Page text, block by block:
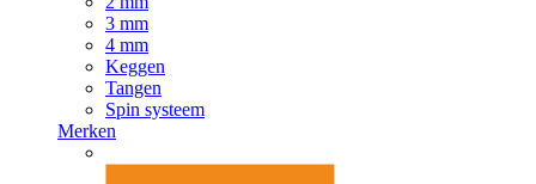
3 mm
4 mm
Keggen
Tangen
Spin systeem
Merken